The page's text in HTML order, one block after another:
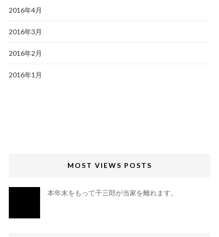
2016年4月
2016年3月
2016年2月
2016年1月
MOST VIEWS POSTS
本年末をもって千三郎が当家を離れます。